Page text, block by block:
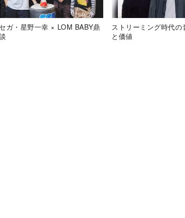
セガ・星野一幸 × LOM BABY鼎
ストリーミング時代の
と価値